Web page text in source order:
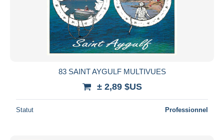
83 SAINT AYGULF MULTIVUES
± 2,89 $US
Statut Professionnel